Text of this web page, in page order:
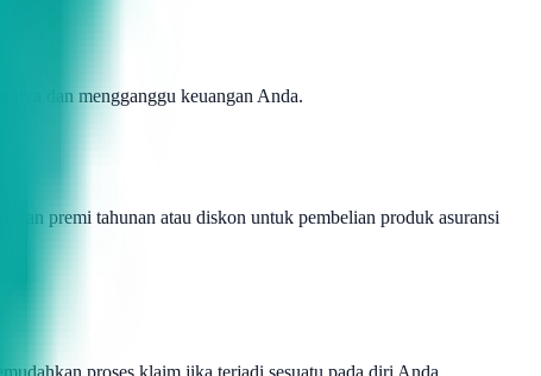
dan mengganggu keuangan Anda.
premi tahunan atau diskon untuk pembelian produk asuransi